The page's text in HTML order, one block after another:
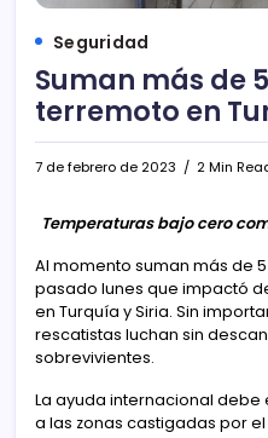
Seguridad
Suman más de
terremoto en
7 de febrero de 2023 2 Min
Temperaturas bajo cero
Al momento suman más de
pasado lunes que impactó
en Turquía y Siria. Sin
rescatistas luchan sin
sobrevivientes.
La ayuda internacional
a las zonas castigadas por